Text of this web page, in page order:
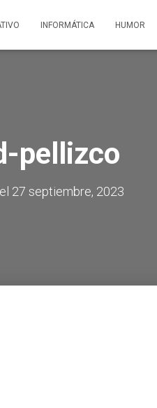
INFORMÁTICA HUMOR
pellizco
el 27 septiembre, 2023